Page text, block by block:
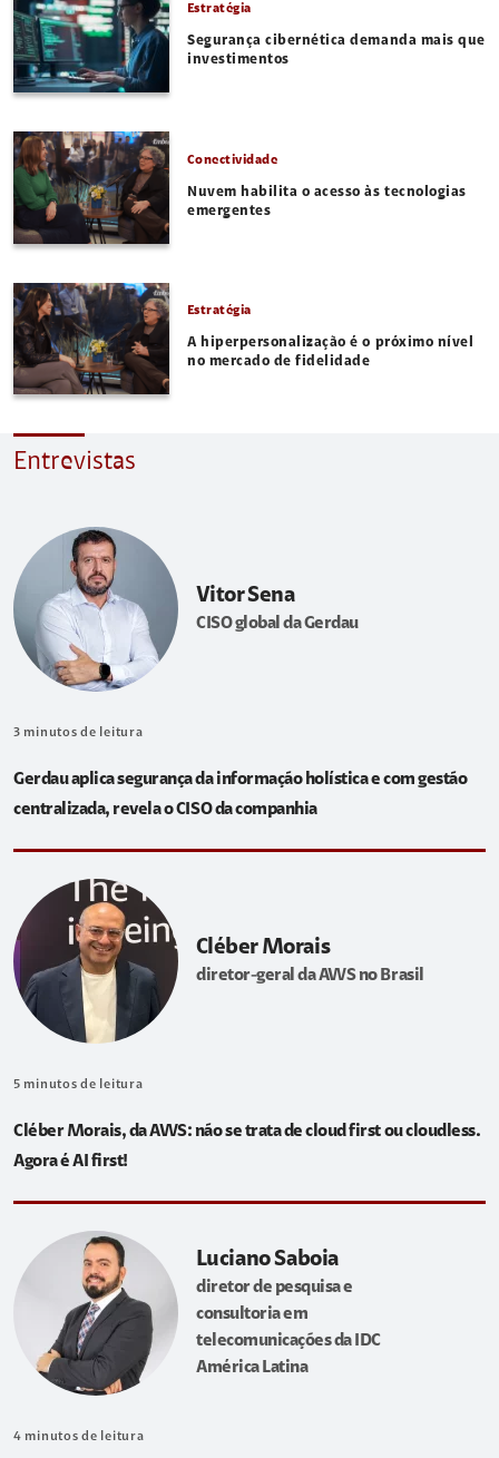
Estratégia
Segurança cibernética demanda mais que
investimentos
Conectividade
Nuvem habilita o acesso às tecnologias
emergentes
Estratégia
A hiperpersonalização é o próximo nível
no mercado de fidelidade
Entrevistas
Vitor Sena
CISO global da Gerdau
3 minutos de leitura
Gerdau aplica segurança da informação holística e com gestão
centralizada, revela o CISO da companhia
Cléber Morais
diretor-geral da AWS no Brasil
5 minutos de leitura
Cléber Morais, da AWS: não se trata de cloud first ou cloudless.
Agora é AI first!
Luciano Saboia
diretor de pesquisa e
consultoria em
telecomunicações da IDC
América Latina
4 minutos de leitura